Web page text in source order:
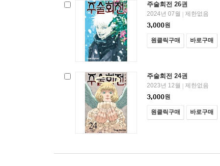
주술회전 26권
2024년 07월
제한없음
3,000원
원클릭구매 바로구매
주술회전 24권
2023년 12월
제한없음
3,000원
원클릭구매 바로구매